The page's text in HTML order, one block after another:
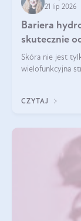
21 lip 2026
Bariera
skutecznie
Skóra nie jest
wielofunkcyjna
bariera
CZYTAJ